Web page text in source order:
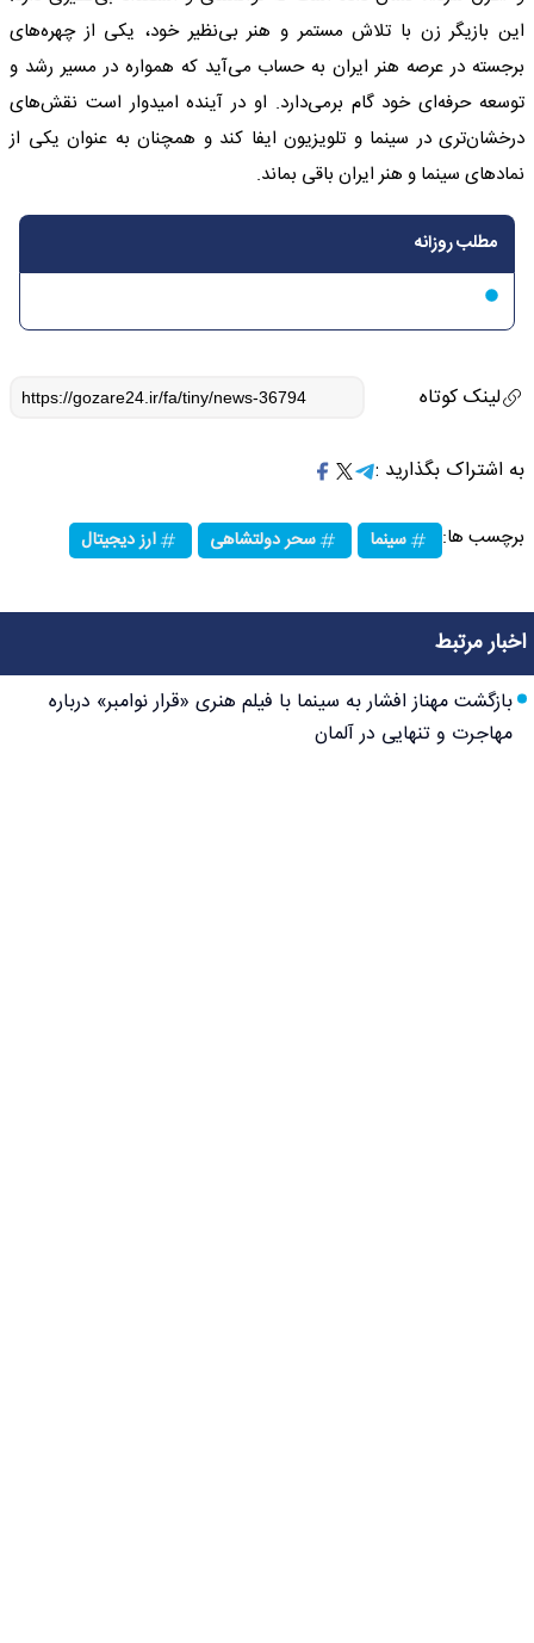
این بازیگر زن با تلاش مستمر و هنر بی‌نظیر خود، یکی از چهره‌های
برجسته در عرصه هنر ایران به حساب می‌آید که همواره در مسیر رشد و
توسعه حرفه‌ای خود گام برمی‌دارد. او در آینده امیدوار است نقش‌های
درخشان‌تری در سینما و تلویزیون ایفا کند و همچنان به عنوان یکی از
نمادهای سینما و هنر ایران باقی بماند.
مطلب روزانه
لینک کوتاه
به اشتراک بگذارید :
برچسب ها: سینما سحر دولتشاهی ارز دیجیتال
اخبار مرتبط
بازگشت مهناز افشار به سینما با فیلم هنری «قرار نوامبر» درباره
مهاجرت و تنهایی در آلمان